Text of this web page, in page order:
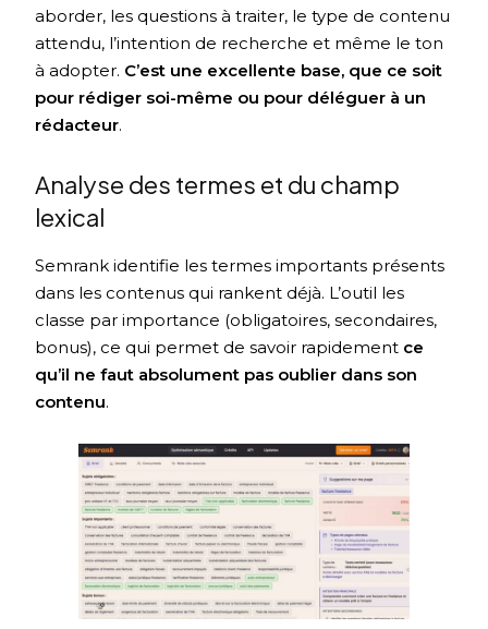
aborder, les questions à traiter, le type de contenu
attendu, l’intention de recherche et même le ton
à adopter. C’est une excellente base, que ce soit
pour rédiger soi-même ou pour déléguer à un
rédacteur.
Analyse des termes et du champ
lexical
Semrank identifie les termes importants présents
dans les contenus qui rankent déjà. L’outil les
classe par importance (obligatoires, secondaires,
bonus), ce qui permet de savoir rapidement ce
qu’il ne faut absolument pas oublier dans son
contenu.